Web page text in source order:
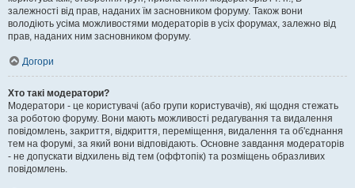
залежності від прав, наданих їм засновником форуму. Також вони
володіють усіма можливостями модераторів в усіх форумах, залежно від
прав, наданих ним засновником форуму.
Догори
Хто такі модератори?
Модератори - це користувачі (або групи користувачів), які щодня стежать
за роботою форуму. Вони мають можливості редагування та видалення
повідомлень, закриття, відкриття, переміщення, видалення та об'єднання
тем на форумі, за який вони відповідають. Основне завдання модераторів
- не допускати відхилень від тем (оффтопік) та розміщень образливих
повідомлень.